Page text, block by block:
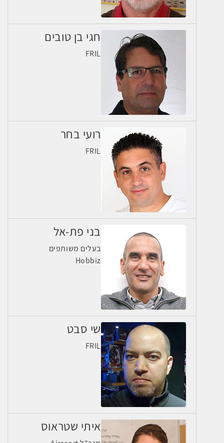
חגי בן טובים
FRIL
רועי בחר
FRIL
בני פת-אל
בעלים משותפים
Hobbiz
שי סבט
FRIL
איתי שטראוס